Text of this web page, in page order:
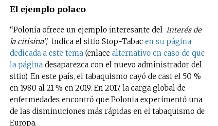
El ejemplo polaco
“Polonia ofrece un ejemplo interesante del
interés de
la citisina”, indica el sitio Stop-Tabac en su página
dedicada a este tema (enlace alternativo en caso de que
la página desaparezca con el nuevo administrador del
sitio). En este país, el tabaquismo cayó de casi el 50 %
en 1980 al 21 % en 2019. En 2017, la carga global de
enfermedades encontró que Polonia experimentó una
de las disminuciones más rápidas en el tabaquismo de
Europa.